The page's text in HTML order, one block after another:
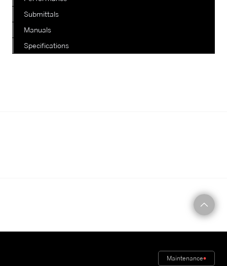
Submittals
Manuals
Specifications
Maintenance